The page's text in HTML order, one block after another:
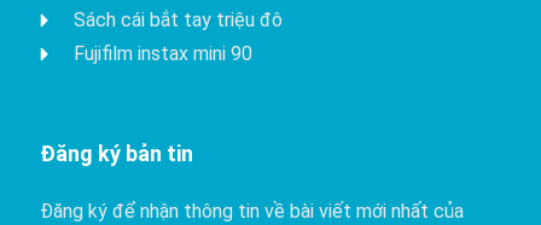
Sách cái bắt tay triệu đô
Fujifilm instax mini 90
Đăng ký bản tin
Đăng ký để nhận thông tin về bài viết mới nhất của